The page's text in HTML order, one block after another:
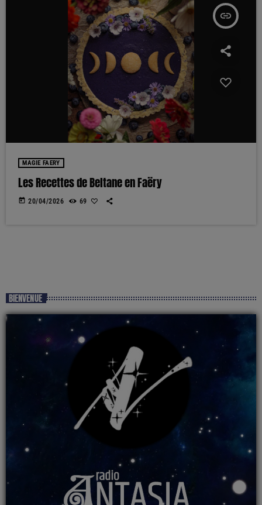
insert_link
MAGIE FAERY
Les Recettes de Beltane en Faëry
today 20/04/2026 69
BIENVENUE